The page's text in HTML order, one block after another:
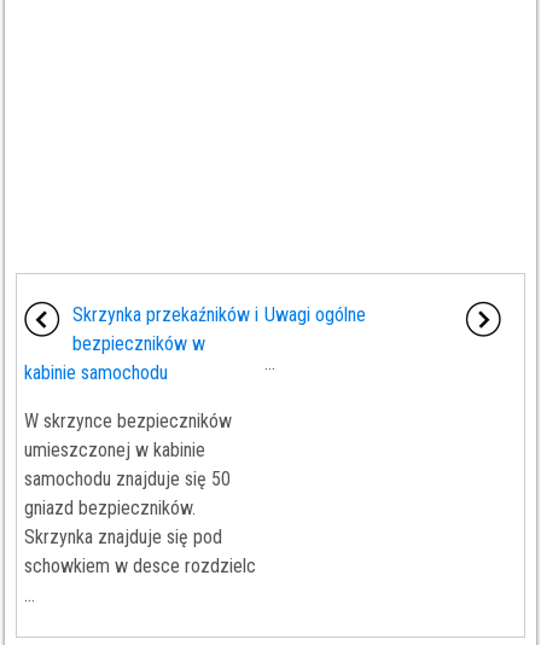
Skrzynka przekaźników i
bezpieczników w
kabinie samochodu
W skrzynce bezpieczników
umieszczonej w kabinie
samochodu znajduje się 50
gniazd bezpieczników.
Skrzynka znajduje się pod
schowkiem w desce rozdzielc
...
Uwagi ogólne
...